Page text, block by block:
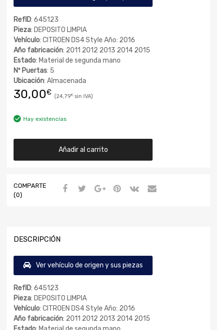
RefID: 645123
Pieza: DEPOSITO LIMPIA
Vehículo: CITROEN DS4 Style Año: 2016
Año fabricación: 2011 2012 2013 2014 2015
Estado: Material de segunda mano
Nº Puertas: 5
Ubicación: Almacenada
30,00€ 24,79€
Hay existencias
Añadir al carrito
COMPARTE
(0)
DESCRIPCIÓN
Ver vehículo de origen y sus piezas
RefID: 645123
Pieza: DEPOSITO LIMPIA
Vehículo: CITROEN DS4 Style Año: 2016
Año fabricación: 2011 2012 2013 2014 2015